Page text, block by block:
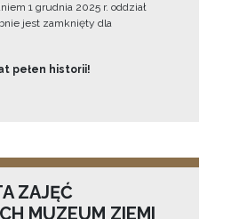
1 grudnia 2025 r. oddział
jest zamknięty dla
pełen historii!
ZAJĘĆ
MUZEUM ZIEMI